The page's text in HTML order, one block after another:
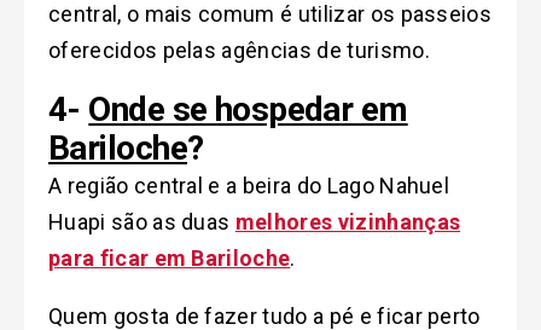
central, o mais comum é utilizar os passeios
oferecidos pelas agências de turismo.
4- Onde se hospedar em
Bariloche?
A região central e a beira do Lago Nahuel
Huapi são as duas melhores vizinhanças
para ficar em Bariloche.
Quem gosta de fazer tudo a pé e ficar perto